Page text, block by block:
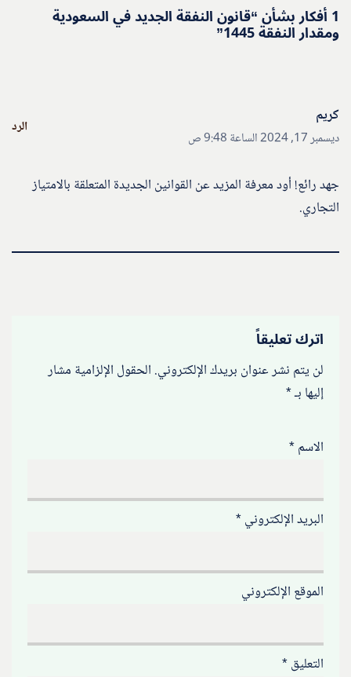
1 أفكار بشأن “قانون النفقة الجديد في السعودية
ومقدار النفقة 1445”
كريم
ديسمبر 17, 2024 الساعة 9:48 ص
الرد
جهد رائع! أود معرفة المزيد عن القوانين الجديدة المتعلقة بالامتياز
التجاري.
اترك تعليقاً
لن يتم نشر عنوان بريدك الإلكتروني. الحقول الإلزامية مشار
إليها بـ*
الاسم*
البريد الإلكتروني*
الموقع الإلكتروني
التعليق*